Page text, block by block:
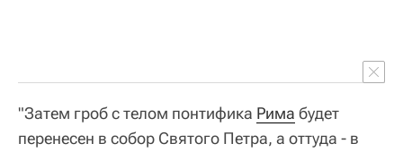
"Затем гроб с телом понтифика Рима будет
перенесен в собор Святого Петра, а оттуда - в